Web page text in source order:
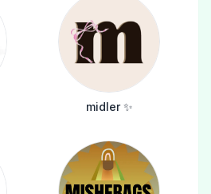
midler ✨️